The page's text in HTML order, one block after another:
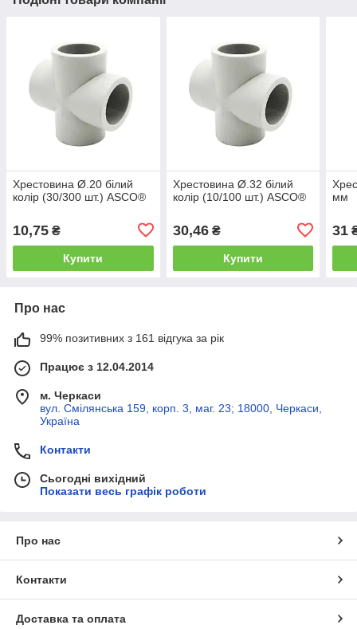
Хрестовина Ø.20 білий
колір (30/300 шт.) ASCO®
10,75 ₴
Купити
Хрестовина Ø.32 білий
колір (10/100 шт.) ASCO®
30,46₴
Купити
мм
31
Про нас
99% позитивних з 161 відгука за рік
Працює з 12.04.2014
м. Черкаси
вул. Смілянська 159, корп. 3, маг. 23; 18000, Черкаси,
Україна
Контакти
Сьогодні вихідний
Показати весь графік роботи
Про нас
Контакти
Доставка та оплата